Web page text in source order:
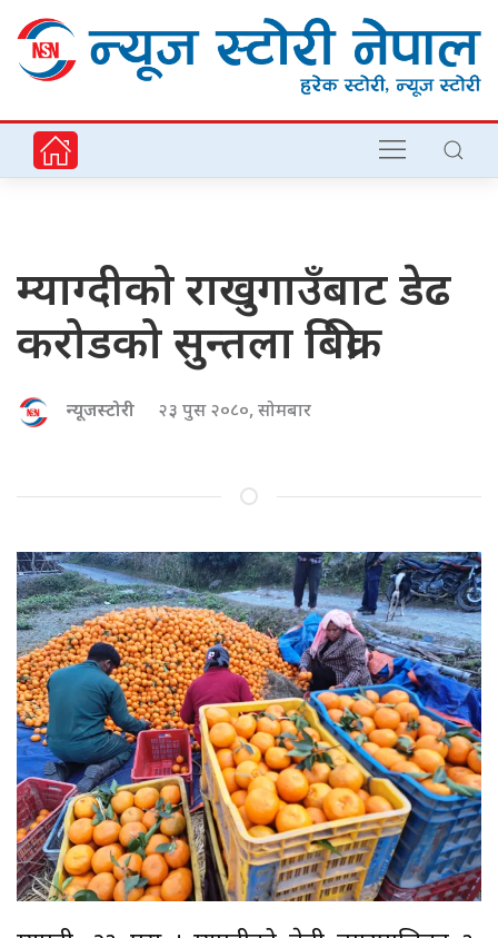
म्याग्दीको राखुगाउँबाट डेढ
करोडको सुन्तला बिक्री
न्यूजस्टोरी २३ पुस २०८०, सोमबार